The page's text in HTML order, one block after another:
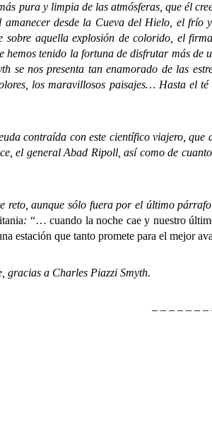
pura y limpia de las atmósferas, que él
amanecer desde la Cueva del Hielo, el
aquella explosión de colorido, el
tenido la fortuna de disfrutar más
se nos presenta tan enamorado de las
los maravillosos paisajes… Hasta el
contraída con este científico viajero, que
el general Abad Ripoll, así como de
aunque sólo fuera por el último párrafo
: “… cuando la noche cae y nuestro
estación que tanto promete para el mejor
a Charles Piazzi Smyth.
– – – – – – –